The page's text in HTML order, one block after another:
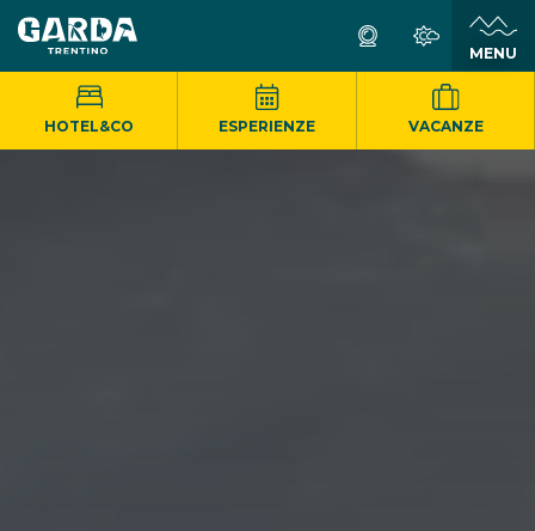
MENU
HOTEL&CO ESPERIENZE VACANZE